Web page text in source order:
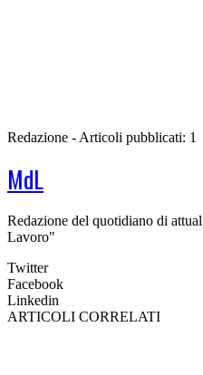
Redazione - Articoli pubblicati: 1
MdL
Redazione del quotidiano di
Lavoro"
Twitter
Facebook
Linkedin
ARTICOLI CORRELATI